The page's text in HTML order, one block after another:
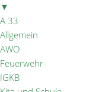
▼
A 33
Allgemein
AWO
Feuerwehr
IGKB